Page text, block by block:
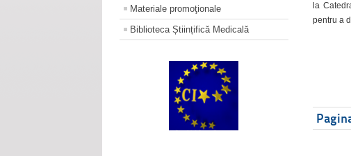
Materiale promoţionale
Biblioteca Științifică Medicală
la
pentru a